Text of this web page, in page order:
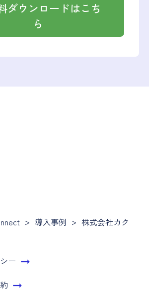
ダウンロードはこち
ら
導入事例 株式会社カクイチ
ー